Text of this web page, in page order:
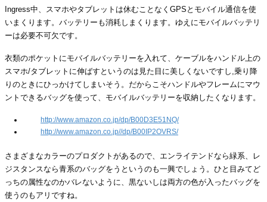
Ingress中、スマホやタブレットは休むことなくGPSとモバイル通信を使
いまくります。バッテリーも消耗しまくります。ゆえにモバイルバッテリ
ーは必要不可欠です。
衣類のポケットにモバイルバッテリーを入れて、ケーブルをハンドル上の
スマホ/タブレットに伸ばすというのは見た目に美しくないですし,乗り降
りのときにひっかけてしまいそう。だからこそハンドルやフレームにマウ
ントできるバッグを使って、モバイルバッテリーを収納したくなります。
http://www.amazon.co.jp/dp/B00D3E51NQ/
http://www.amazon.co.jp//dp/B00IP2OVRS/
さまざまなカラーのプロダクトがあるので、エンライテンドなら緑系、レ
ジスタンスなら青系のバッグをうというのも一興でしょう。ひと目みてど
っちの属性なのかバレないように、黒ないしは両方の色が入ったバッグを
使うのもアリですね。